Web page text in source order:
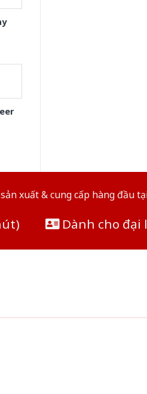
xuất & cung cấp hàng đầu
Dành cho đại